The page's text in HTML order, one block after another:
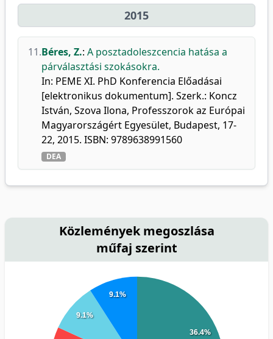
2015
11.Béres, Z.: A posztadoleszcencia hatása a
párválasztási szokásokra.
In: PEME XI. PhD Konferencia Előadásai
[elektronikus dokumentum]. Szerk.: Koncz
István, Szova Ilona, Professzorok az Európai
Magyarországért Egyesület, Budapest, 17-
22, 2015. ISBN: 9789638991560
DEA
Közlemények megoszlása
műfaj szerint
36.4%
9.1%
9.1%